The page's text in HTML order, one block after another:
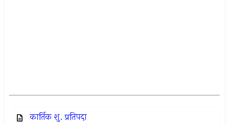
कार्तिक शु. प्रतिपदा